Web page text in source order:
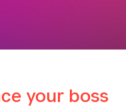
your boss